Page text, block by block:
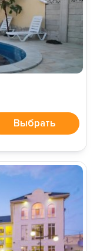
Выбрать